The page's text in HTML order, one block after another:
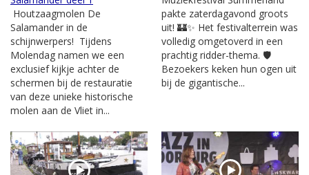
Houtzaagmolen De
Salamander in de
schijnwerpers! Tijdens
Molendag namen we een
exclusief kijkje achter de
schermen bij de restauratie
van deze unieke historische
molen aan de Vliet in...
pakte zaterdagavond groots
uit! 🏰✨ Het festivalterrein was
volledig omgetoverd in een
prachtig ridder-thema. 🛡️
Bezoekers keken hun ogen uit
bij de gigantische...